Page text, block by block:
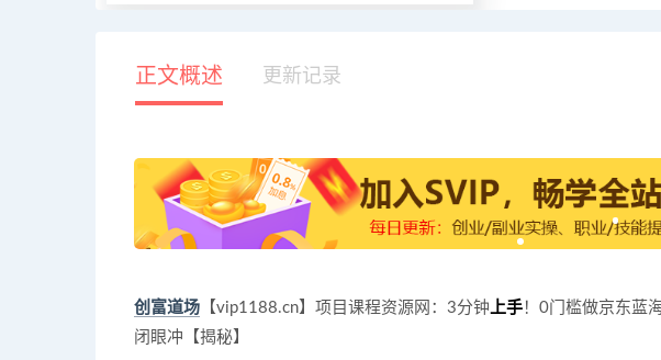
正文概述 更新记录
创富道场 【vip1188.cn】项目课程资源网：3分钟上手 ！0门槛做京东蓝
闭眼冲【揭秘】